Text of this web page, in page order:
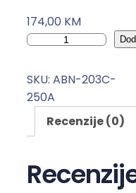
174,00 KM
A
p
r
d
a
SKU: ABN-203C-
250A
Recenzije (0)